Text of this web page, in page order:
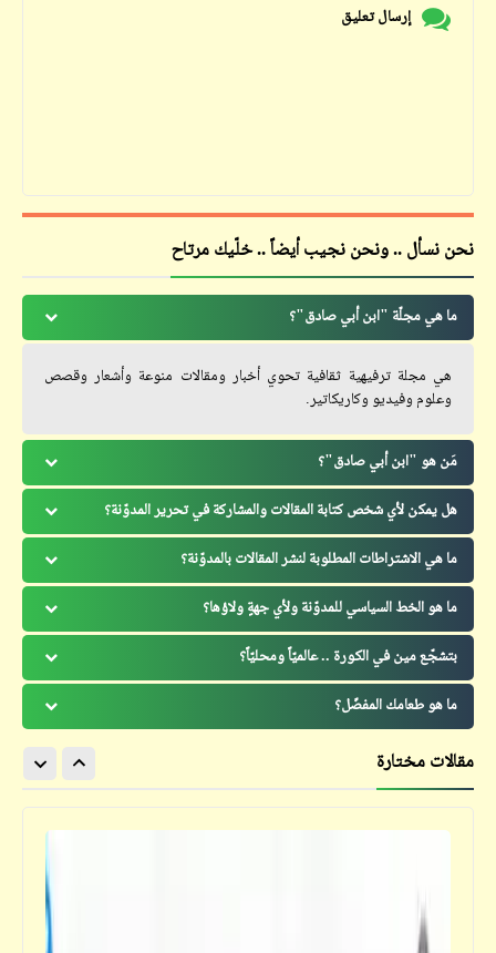
إرسال تعليق
نحن نسأل .. ونحن نجيب أيضاً .. خلّيك مرتاح
ما هي مجلّة "ابن أبي صادق"؟
هي مجلة ترفيهية ثقافية تحوي أخبار ومقالات منوعة وأشعار وقصص
وعلوم وفيديو وكاريكاتير.
مَن هو "ابن أبي صادق"؟
هل يمكن لأي شخص كتابة المقالات والمشاركة في تحرير المدوّنة؟
ما هي الاشتراطات المطلوبة لنشر المقالات بالمدوّنة؟
ما هو الخط السياسي للمدوّنة ولأي جهةٍ ولاؤها؟
بتشجّع مين في الكورة .. عالميّاً ومحليّاً؟
ما هو طعامك المفضّل؟
مقالات مختارة